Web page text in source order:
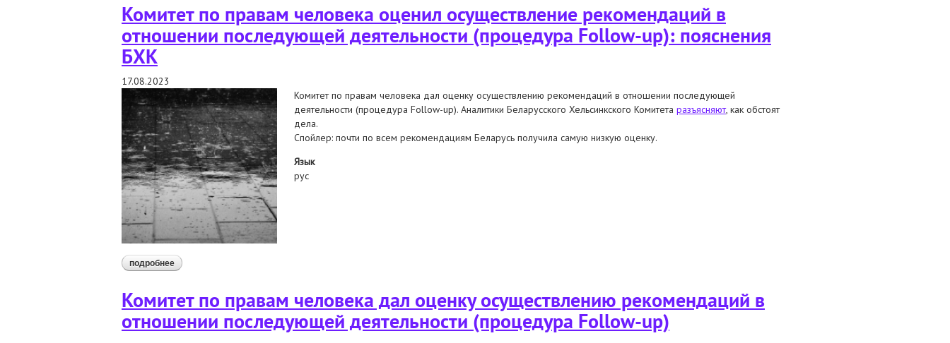
Комитет по правам человека оценил осуществление рекомендаций в
отношении последующей деятельности (процедура Follow-up): пояснения
БХК
17.08.2023
Комитет по правам человека дал оценку осуществлению рекомендаций в отношении последующей
деятельности (процедура Follow-up). Аналитики Беларусского Хельсинкского Комитета разъясняют, как обстоят
дела.
Спойлер: почти по всем рекомендациям Беларусь получила самую низкую оценку.
Язык
рус
подробнее о комитет по правам человека оценил осуществление рекомендаций в отношении последующей деятельности (процедура follow-up): пояснения
бхк
Комитет по правам человека дал оценку осуществлению рекомендаций в
отношении последующей деятельности (процедура Follow-up)